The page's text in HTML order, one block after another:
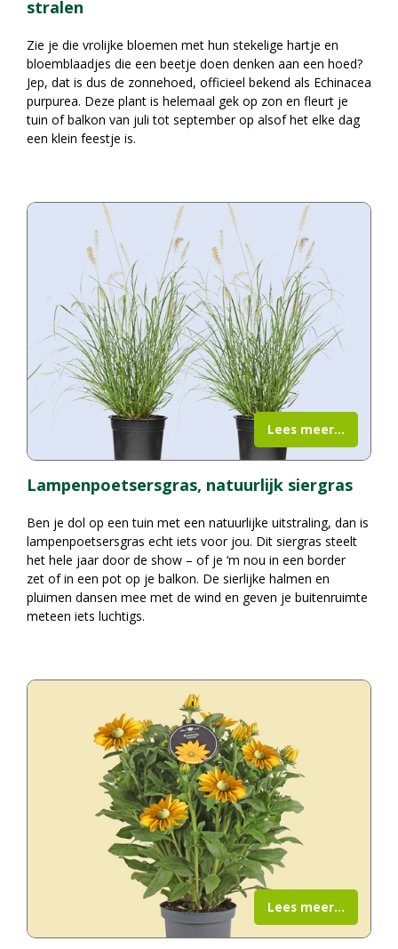
stralen
Zie je die vrolijke bloemen met hun stekelige hartje en
bloemblaadjes die een beetje doen denken aan een hoed?
Jep, dat is dus de zonnehoed, officieel bekend als Echinacea
purpurea. Deze plant is helemaal gek op zon en fleurt je
tuin of balkon van juli tot september op alsof het elke dag
een klein feestje is.
Lampenpoetsersgras, natuurlijk siergras
Ben je dol op een tuin met een natuurlijke uitstraling, dan is
lampenpoetsersgras echt iets voor jou. Dit siergras steelt
het hele jaar door de show – of je ‘m nou in een border
zet of in een pot op je balkon. De sierlijke halmen en
pluimen dansen mee met de wind en geven je buitenruimte
meteen iets luchtigs.
Lees meer...
Lees meer...